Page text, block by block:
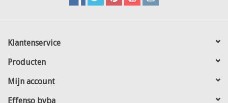
Klantenservice
Producten
Mijn account
Effenso bvba